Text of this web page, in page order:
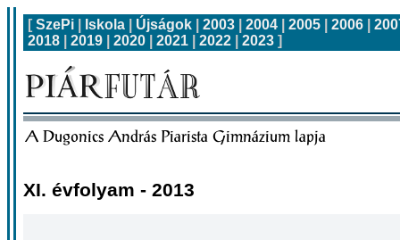
[SzePi Iskola Újságok |2003 |2004 |2005 |2006 |
2018 |2019 |2020 |2021 |2022 |2023 ]
XI. évfolyam - 2013